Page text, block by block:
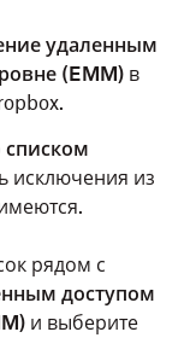
удаленным
(EMM) в
списком
исключения из
рядом с
доступом
и выберите